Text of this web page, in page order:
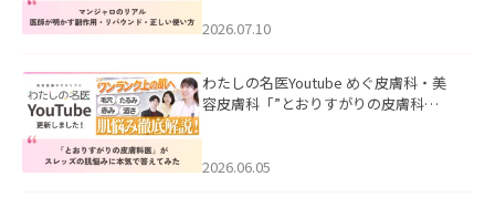
た。
2026.07.10
わたしの名医Youtube めぐ皮膚科・美
容皮膚科「”とおりすがりの皮膚科
2026.06.05